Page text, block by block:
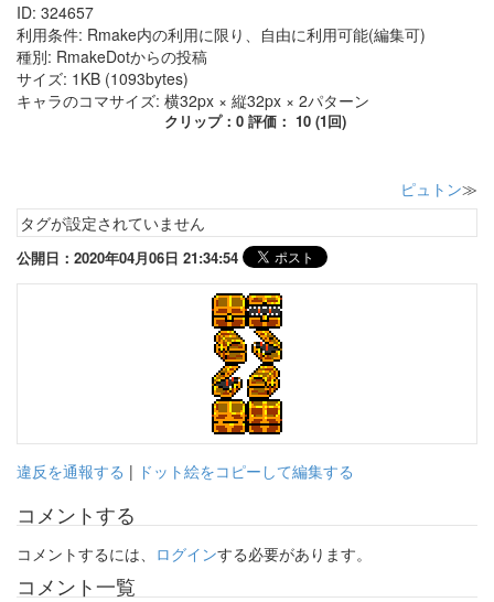
ID: 324657
利用条件: Rmake内の利用に限り、自由に利用可能(編集可)
種別: RmakeDotからの投稿
サイズ: 1KB (1093bytes)
キャラのコマサイズ: 横32px × 縦32px × 2パターン
クリップ：0 評価： 10 (1回)
ピュトン≫
タグが設定されていません
公開日：2020年04月06日 21:34:54
違反を通報する | ドット絵をコピーして編集する
コメントする
コメントするには、 ログインする必要があります。
コメント一覧